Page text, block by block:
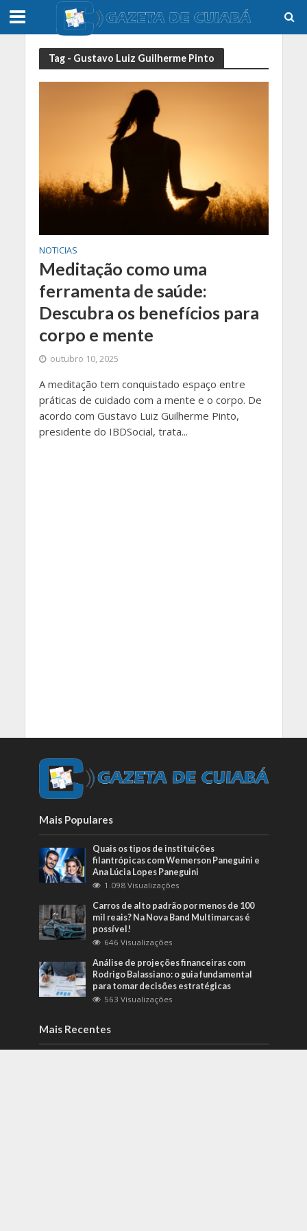
Tag - Gustavo Luiz Guilherme Pinto
NOTICIAS
Meditação como uma
ferramenta de saúde:
Descubra os benefícios para
corpo e mente
outubro 10, 2025
A meditação tem conquistado espaço entre
práticas de cuidado com a mente e o corpo. De
acordo com Gustavo Luiz Guilherme Pinto,
presidente do IBDSocial, trata...
Mais Populares
Quais os tipos de instituições
filantrópicas com Wemerson Paneguini e
Ana Lúcia Lopes Paneguini
1.098 Visualizações
Carros de alto padrão por menos de 100
mil reais? Na Nova Band Multimarcas é
possível!
646 Visualizações
Análise de projeções financeiras com
Rodrigo Balassiano: o guia fundamental
para tomar decisões estratégicas
563 Visualizações
Mais Recentes